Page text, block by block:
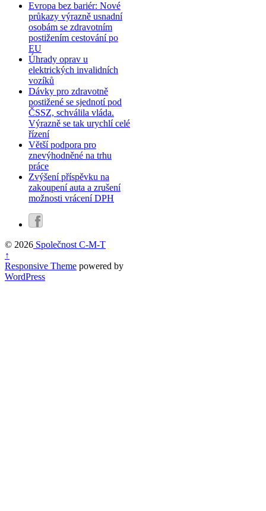
Evropa bez bariér: Nové
průkazy výrazně usnadní
osobám se zdravotním
postižením cestování po
EU
Úhrady oprav u
elektrických invalidních
vozíků
Dávky pro zdravotně
postižené se sjednotí pod
ČSSZ, schválila vláda.
Výrazně se tak urychlí celé
řízení
Větší podpora pro
znevýhodněné na trhu
práce
Zvýšení příspěvku na
zakoupení auta a zrušení
možnosti vrácení DPH
© 2026 Společnost C-M-T
↑
Responsive Theme powered by
WordPress